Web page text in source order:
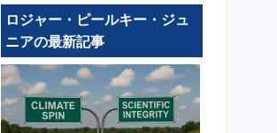
ロジャー・ピールキー・ジュ
ニアの最新記事